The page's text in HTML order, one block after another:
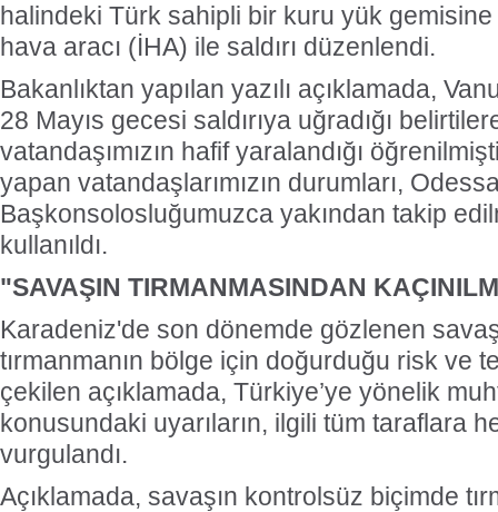
halindeki Türk sahipli bir kuru yük gemisine
hava aracı (İHA) ile saldırı düzenlendi.
Bakanlıktan yapılan yazılı açıklamada,
28 Mayıs gecesi saldırıya uğradığı
vatandaşımızın hafif yaralandığı
yapan vatandaşlarımızın durumları,
Başkonsolosluğumuzca yakından takip
kullanıldı.
"SAVAŞIN TIRMANMASINDAN
Karadeniz'de son dönemde gözlenen savaş
tırmanmanın bölge için doğurduğu risk ve
çekilen açıklamada, Türkiye’ye yönelik
konusundaki uyarıların, ilgili tüm taraflara
vurgulandı.
Açıklamada, savaşın kontrolsüz biçimde